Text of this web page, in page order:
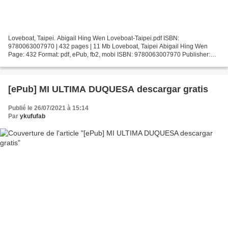
Loveboat, Taipei. Abigail Hing Wen Loveboat-Taipei.pdf ISBN:
9780063007970 | 432 pages | 11 Mb Loveboat, Taipei Abigail Hing Wen
Page: 432 Format: pdf, ePub, fb2, mobi ISBN: 9780063007970 Publisher:
[ePub] MI ULTIMA DUQUESA descargar gratis
Publié le 26/07/2021 à 15:14
Par ykufufab